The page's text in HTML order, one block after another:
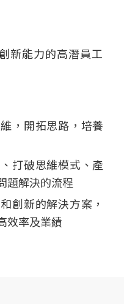
新能力的高潛員工
，開拓思路，培養
打破思維模式、產
題解決的流程
創新的解決方案，
效率及業績